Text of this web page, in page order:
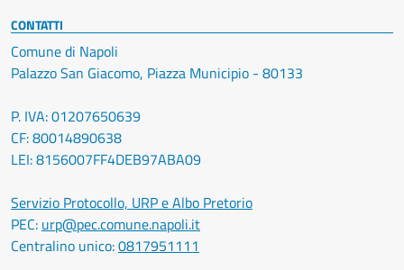
CONTATTI
Comune di Napoli
Palazzo San Giacomo, Piazza Municipio - 80133
P. IVA: 01207650639
CF: 80014890638
LEI: 8156007FF4DEB97ABA09
Servizio Protocollo, URP e Albo Pretorio
PEC: urp@pec.comune.napoli.it
Centralino unico:0817951111